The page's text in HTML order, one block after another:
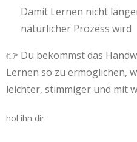
Damit Lernen nicht
natürlicher Prozess wird
👉 Du bekommst das
Lernen so zu ermöglichen,
leichter, stimmiger und mit
hol ihn dir